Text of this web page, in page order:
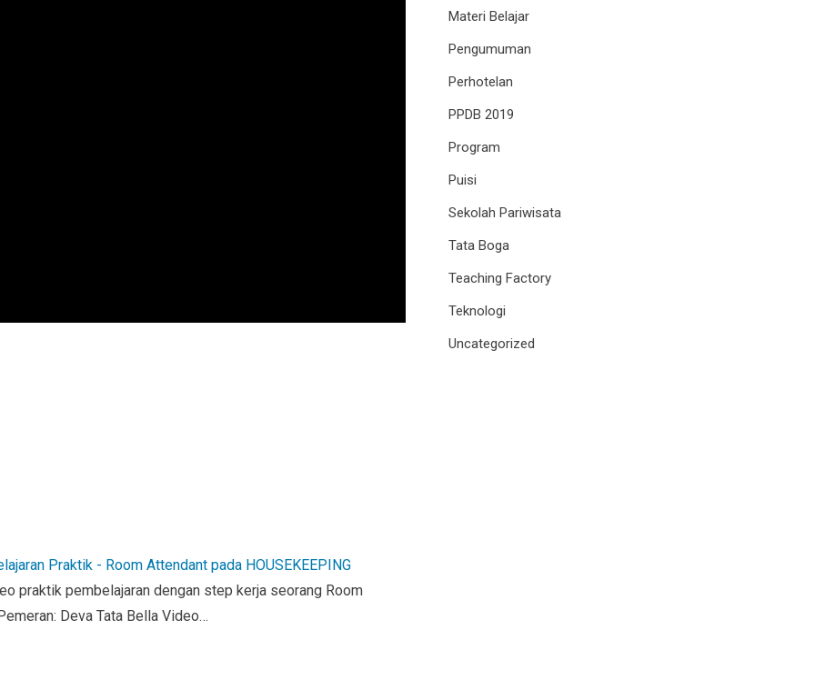
Praktik - Room Attendant pada HOUSEKEEPING
praktik pembelajaran dengan step kerja seorang Room
Deva Tata Bella Video…
Materi Belajar
Pengumuman
Perhotelan
PPDB 2019
Program
Puisi
Sekolah Pariwisata
Tata Boga
Teaching Factory
Teknologi
Uncategorized